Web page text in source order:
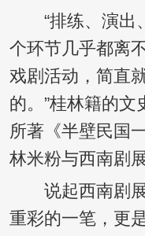
“排练、演出
个环节几乎都离
戏剧活动，简直
的。”桂林籍的
所著《半壁民国
林米粉与西南剧
说起西南剧展
重彩的一笔，更